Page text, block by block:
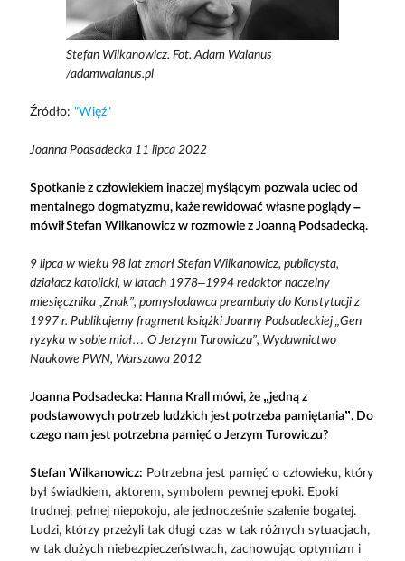
Stefan Wilkanowicz. Fot. Adam Walanus
/adamwalanus.pl
Źródło: "Więź"
Joanna Podsadecka 11 lipca 2022
Spotkanie z człowiekiem inaczej myślącym pozwala uciec od
mentalnego dogmatyzmu, każe rewidować własne poglądy –
mówił Stefan Wilkanowicz w rozmowie z Joanną Podsadecką.
9 lipca w wieku 98 lat zmarł Stefan Wilkanowicz, publicysta,
działacz katolicki, w latach 1978–1994 redaktor naczelny
miesięcznika „Znak”, pomysłodawca preambuły do Konstytucji z
1997 r. Publikujemy fragment książki Joanny Podsadeckiej „Gen
ryzyka w sobie miał… O Jerzym Turowiczu”, Wydawnictwo
Naukowe PWN, Warszawa 2012
Joanna Podsadecka: Hanna Krall mówi, że „jedną z
podstawowych potrzeb ludzkich jest potrzeba pamiętania”. Do
czego nam jest potrzebna pamięć o Jerzym Turowiczu?
Stefan Wilkanowicz: Potrzebna jest pamięć o człowieku, który
był świadkiem, aktorem, symbolem pewnej epoki. Epoki
trudnej, pełnej niepokoju, ale jednocześnie szalenie bogatej.
Ludzi, którzy przeżyli tak długi czas w tak różnych sytuacjach,
w tak dużych niebezpieczeństwach, zachowując optymizm i